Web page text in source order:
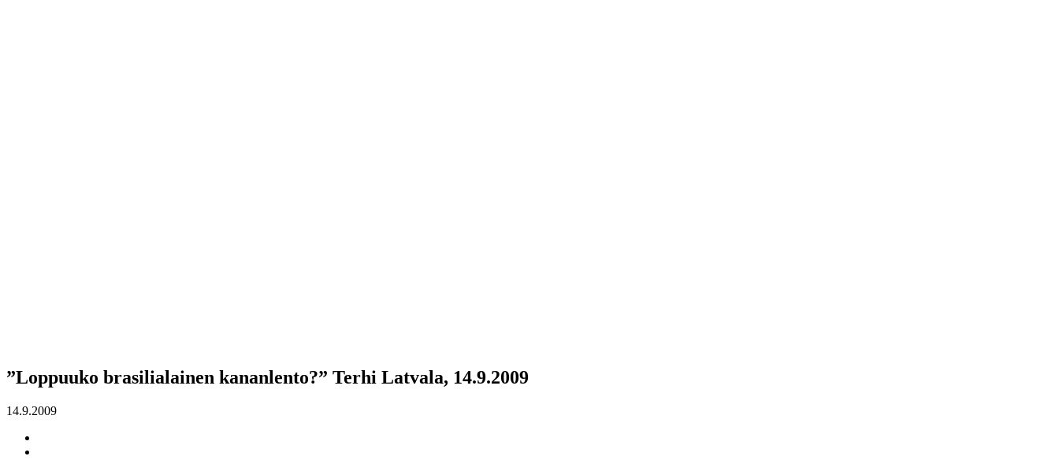
”Loppuuko brasilialainen kananlento?” Terhi Latvala, 14.9.2009
14.9.2009